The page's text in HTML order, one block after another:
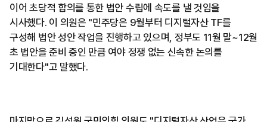
이어 초당적 합의를 통한 법안 수립에 속도를 낼 것임을
시사했다. 이 의원은 "민주당은 9월부터 디지털자산 TF를
구성해 법안 성안 작업을 진행하고 있으며, 정부도 11월 말~12월
초 법안을 준비 중인 만큼 여야 정쟁 없는 신속한 논의를
기대한다"고 말했다.